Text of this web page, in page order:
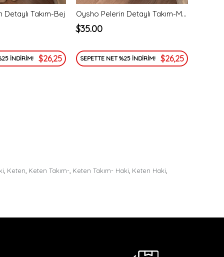
Takım-Bej
İNDİRİM! $26,25
Oysho Pelerin Detaylı Takım-Mor
$35.00
SEPETTE NET %25 İNDİRİM! $26,25
Keten Keten Takım- Keten Takım- Haki Keten Haki